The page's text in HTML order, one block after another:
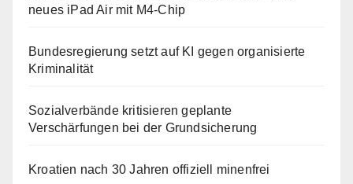
neues iPad Air mit M4-Chip
Bundesregierung setzt auf KI gegen organisierte
Kriminalität
Sozialverbände kritisieren geplante
Verschärfungen bei der Grundsicherung
Kroatien nach 30 Jahren offiziell minenfrei